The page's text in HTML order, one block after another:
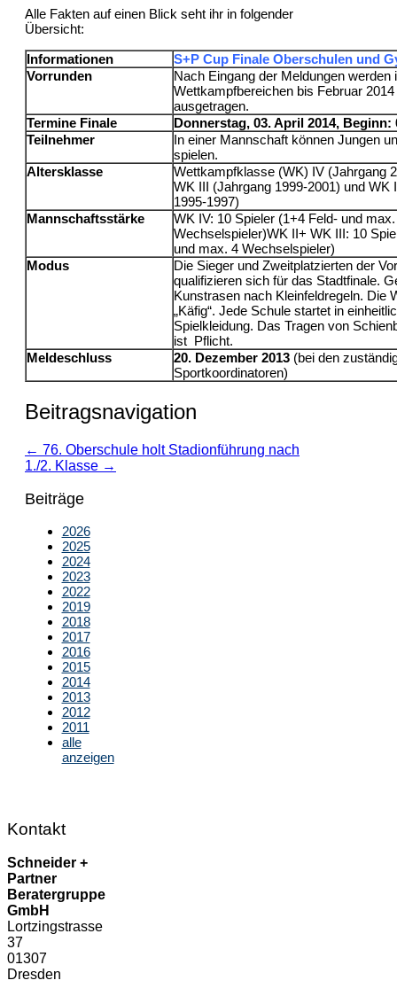
Alle Fakten auf einen Blick seht ihr in folgender
Übersicht:
Informationen
S+P Cup Finale Oberschulen und
Vorrunden
Nach Eingang der Meldungen werden
Wettkampfbereichen bis Februar
ausgetragen.
Termine Finale
Donnerstag, 03. April 2014, Beginn:
Teilnehmer
In einer Mannschaft können Jungen
spielen.
Altersklasse
Wettkampfklasse (WK) IV (Jahrgang
WK III (Jahrgang 1999-2001) und WK
1995-1997)
Mannschaftsstärke
WK IV: 10 Spieler (1+4 Feld- und
Wechselspieler)WK II+ WK III: 10
und max. 4 Wechselspieler)
Modus
Die Sieger und Zweitplatzierten der
qualifizieren sich für das Stadtfinale.
Kunstrasen nach Kleinfeldregeln. Die
„Käfig“. Jede Schule startet in
Spielkleidung. Das Tragen von
ist Pflicht.
Meldeschluss
20. Dezember 2013 (bei den
Sportkoordinatoren)
Beitragsnavigation
← 76. Oberschule holt Stadionführung nach
1./2. Klasse →
Beiträge
2026
2025
2024
2023
2022
2019
2018
2017
2016
2015
2014
2013
2012
2011
alle
anzeigen
Kontakt
Schneider +
Partner
Beratergruppe
GmbH
Lortzingstrasse
37
01307
Dresden